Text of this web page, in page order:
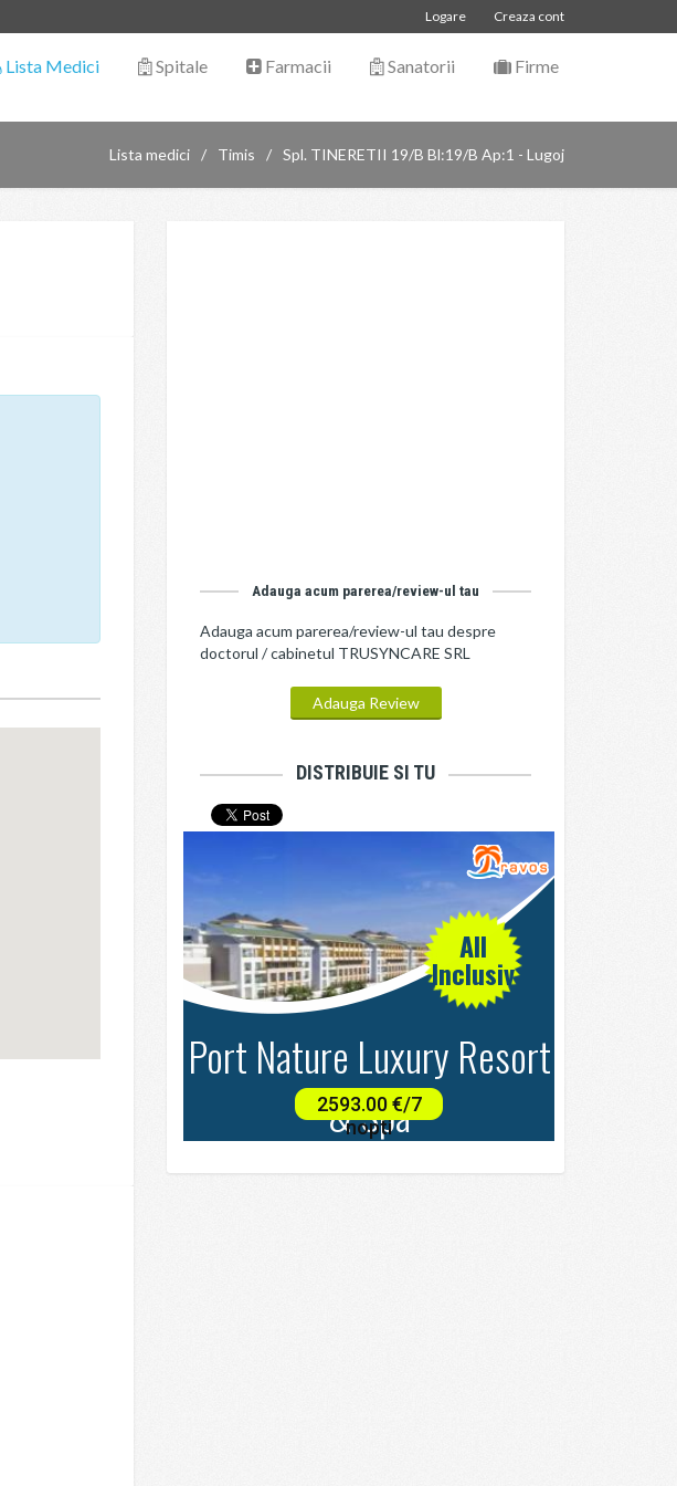
Creaza cont
Logare
Lista Medici Spitale Farmacii Sanatorii Firme
Lista medici Timis Spl. TINERETII 19/B Bl:19/B Ap:1 - Lugoj
Adauga acum parerea/review-ul tau
Adauga acum parerea/review-ul tau despre
doctorul / cabinetul TRUSYNCARE SRL
Adauga Review
DISTRIBUIE SI TU